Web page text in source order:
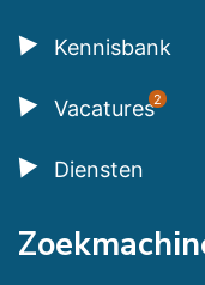
Kennisbank
Vacatures2
Diensten